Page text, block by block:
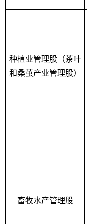
种植业管理股（茶叶
和桑茧产业管理股）
畜牧水产管理股